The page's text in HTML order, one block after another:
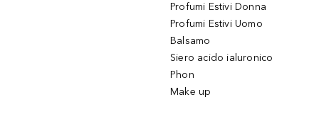
Profumi Estivi Donna
Profumi Estivi Uomo
Balsamo
Siero acido ialuronico
Phon
Make up